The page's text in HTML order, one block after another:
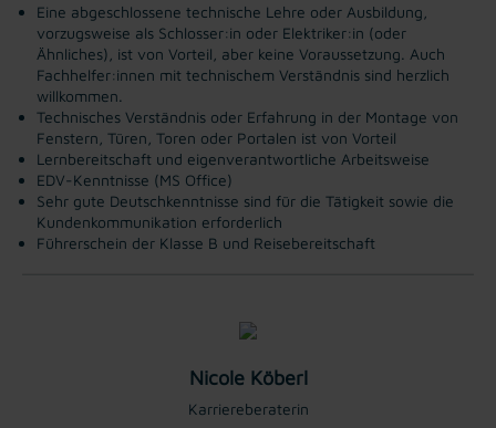
Eine abgeschlossene technische Lehre oder Ausbildung,
vorzugsweise als Schlosser:in oder Elektriker:in (oder
Ähnliches), ist von Vorteil, aber keine Voraussetzung. Auch
Fachhelfer:innen mit technischem Verständnis sind herzlich
willkommen.
Technisches Verständnis oder Erfahrung in der Montage von
Fenstern, Türen, Toren oder Portalen ist von Vorteil
Lernbereitschaft und eigenverantwortliche Arbeitsweise
EDV-Kenntnisse (MS Office)
Sehr gute Deutschkenntnisse sind für die Tätigkeit sowie die
Kundenkommunikation erforderlich
Führerschein der Klasse B und Reisebereitschaft
Nicole Köberl
Karriereberaterin